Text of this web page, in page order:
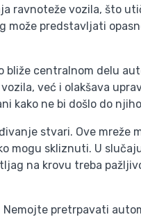
ravnoteže vozila, što
predstavljati
centralnom delu
već i olakšava
kako ne bi došlo do
stvari. Ove
mogu skliznuti. U
na krovu treba
pretrpavati